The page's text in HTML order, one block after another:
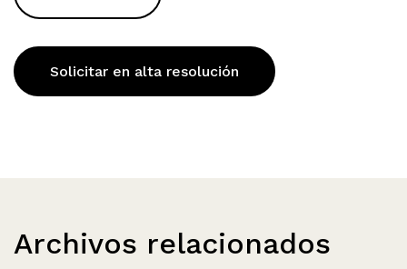
Solicitar en alta resolución
Archivos relacionados